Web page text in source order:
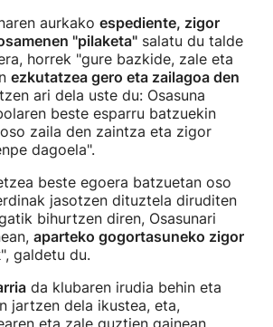
aurkako espediente, zigor
"pilaketa" salatu du talde
horrek "gure bazkide, zale eta
ezkutatzea gero eta zailagoa den
ari dela uste du: Osasuna
beste esparru batzuekin
zaila den zaintza eta zigor
dagoela".
beste egoera batzuetan oso
jasotzen dituztela diruditen
bihurtzen diren, Osasunari
aparteko gogortasuneko zigor
", galdetu du.
da klubaren irudia behin eta
jartzen dela ikustea, eta,
eta zale guztien gainean